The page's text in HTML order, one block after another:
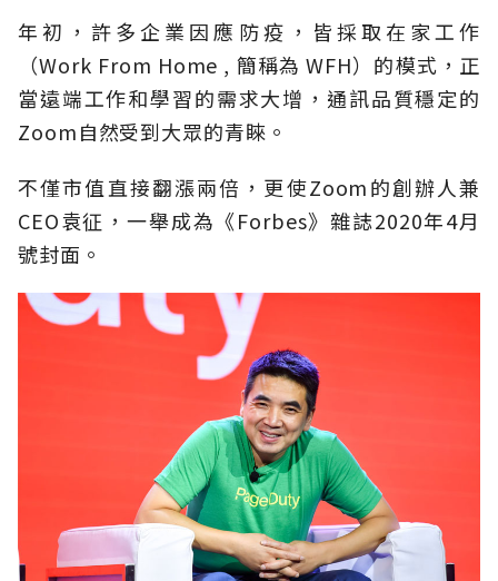
年初，許多企業因應防疫，皆採取在家工作
（Work From Home , 簡稱為 WFH）的模式，正
當遠端工作和學習的需求大增，通訊品質穩定的
Zoom自然受到大眾的青睞。
不僅市值直接翻漲兩倍，更使Zoom的創辦人兼
CEO袁征，一舉成為《Forbes》雜誌2020年4月
號封面。